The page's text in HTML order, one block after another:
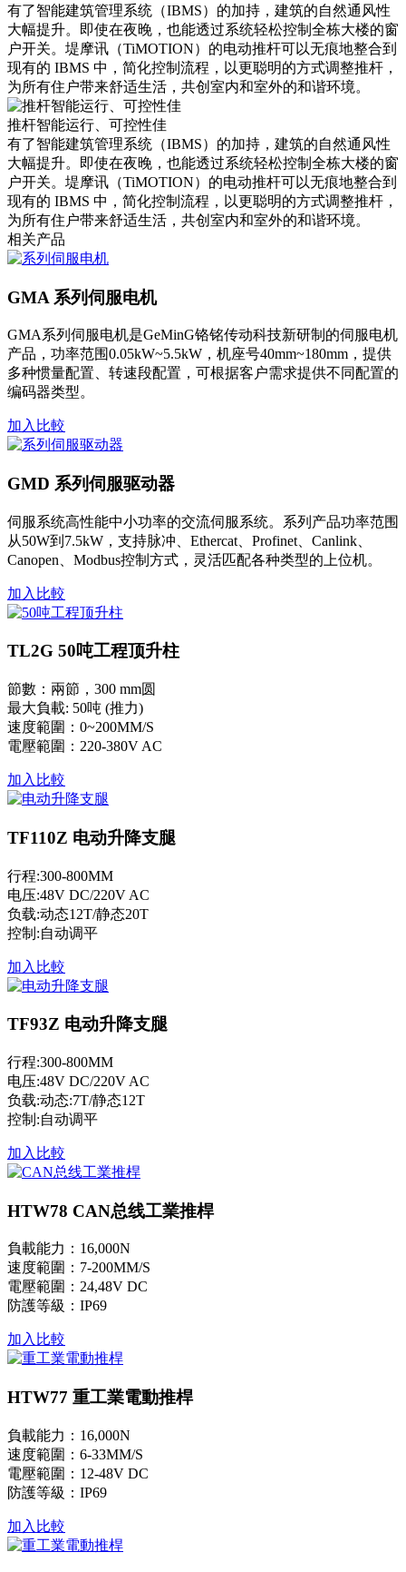
有了智能建筑管理系统（IBMS）的加持，建筑的自然通风性
大幅提升。即使在夜晚，也能透过系统轻松控制全栋大楼的窗
户开关。堤摩讯（TiMOTION）的电动推杆可以无痕地整合到
现有的 IBMS 中，简化控制流程，以更聪明的方式调整推杆，
为所有住户带来舒适生活，共创室内和室外的和谐环境。
推杆智能运行、可控性佳
有了智能建筑管理系统（IBMS）的加持，建筑的自然通风性
大幅提升。即使在夜晚，也能透过系统轻松控制全栋大楼的窗
户开关。堤摩讯（TiMOTION）的电动推杆可以无痕地整合到
现有的 IBMS 中，简化控制流程，以更聪明的方式调整推杆，
为所有住户带来舒适生活，共创室内和室外的和谐环境。
相关产品
GMA 系列伺服电机
GMA系列伺服电机是GeMinG铬铭传动科技新研制的伺服电机
产品，功率范围0.05kW~5.5kW，机座号40mm~180mm，提供
多种惯量配置、转速段配置，可根据客户需求提供不同配置的
编码器类型。
加入比較
GMD 系列伺服驱动器
伺服系统高性能中小功率的交流伺服系统。系列产品功率范围
从50W到7.5kW，支持脉冲、Ethercat、Profinet、Canlink、
Canopen、Modbus控制方式，灵活匹配各种类型的上位机。
加入比較
TL2G 50吨工程顶升柱
節數：兩節，300 mm圆
最大負載: 50吨 (推力)
速度範圍：0~200MM/S
電壓範圍：220-380V AC
加入比較
TF110Z 电动升降支腿
行程:300-800MM
电压:48V DC/220V AC
负载:动态12T/静态20T
控制:自动调平
加入比較
TF93Z 电动升降支腿
行程:300-800MM
电压:48V DC/220V AC
负载:动态:7T/静态12T
控制:自动调平
加入比較
HTW78 CAN总线工業推桿
負載能力：16,000N
速度範圍：7-200MM/S
電壓範圍：24,48V DC
防護等級：IP69
加入比較
HTW77 重工業電動推桿
負載能力：16,000N
速度範圍：6-33MM/S
電壓範圍：12-48V DC
防護等級：IP69
加入比較